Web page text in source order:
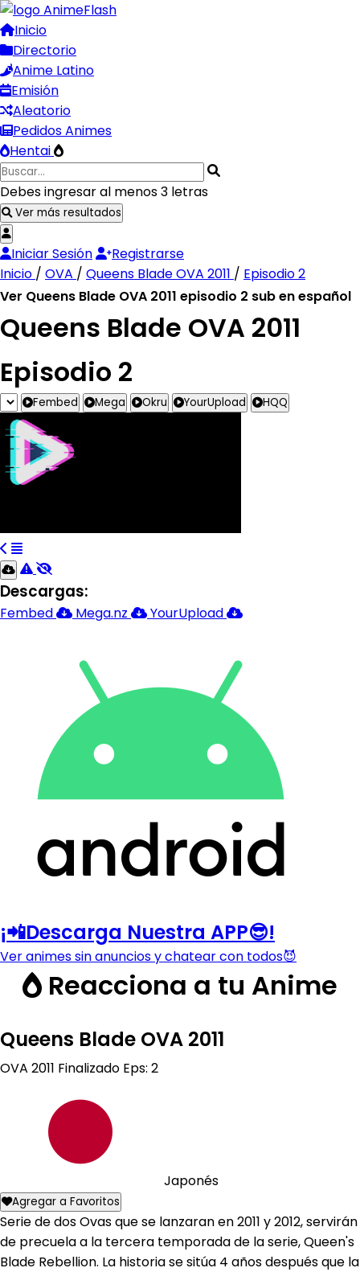
Inicio
Directorio
Anime Latino
Emisión
Aleatorio
Pedidos Animes
Hentai
Debes ingresar al menos 3 letras
Ver más resultados
Iniciar Sesión
Registrarse
Inicio / OVA / Queens Blade OVA 2011 / Episodio 2
Ver Queens Blade OVA 2011 episodio 2 sub en español
Queens Blade OVA 2011
Episodio 2
Fembed Mega Okru YourUpload HQQ
Descargas:
Fembed Mega.nz YourUpload
¡📲Descarga Nuestra APP😎!
Ver animes sin anuncios y chatear con todos😈
Reacciona a tu Anime
Queens Blade OVA 2011
OVA 2011 Finalizado Eps: 2
Japonés
Agregar a Favoritos
Serie de dos Ovas que se lanzaran en 2011 y 2012, servirán
de precuela a la tercera temporada de la serie, Queen's
Blade Rebellion. La historia se sitúa 4 años después que la